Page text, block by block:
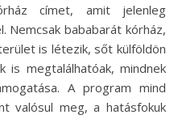
címet, amit jelenleg
Nemcsak bababarát kórház,
is létezik, sőt külföldön
is megtalálhatóak, mindnek
A program mind
valósul meg, a hatásfokuk